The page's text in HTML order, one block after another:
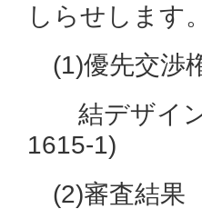
しらせします。
(1)優先交渉
結デザイン
1615-1)
(2)審査結果